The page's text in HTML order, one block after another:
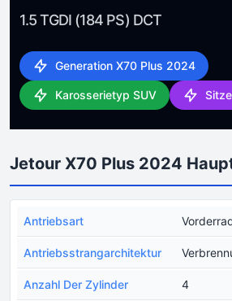
1.5 TGDI (184 PS) DCT
Generation X70 Plus 2024
Karosserietyp SUV
Jetour X70 Plus 2024
Antriebsart
Antriebsstrangarchitektur
Anzahl Der Zylinder 4